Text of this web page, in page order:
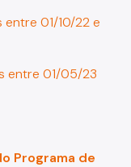
entre 01/10/22 e
entre 01/05/23
Programa de